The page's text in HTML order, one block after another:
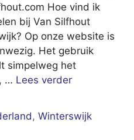
Hoe vind ik
bij Van Silfhout
Op onze website is
Het gebruik
simpelweg het
… Lees verder
,Winterswijk